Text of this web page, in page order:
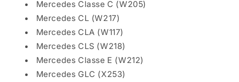
Mercedes Classe C (W205)
Mercedes CL (W217)
Mercedes CLA (W117)
Mercedes CLS (W218)
Mercedes Classe E (W212)
Mercedes GLC (X253)